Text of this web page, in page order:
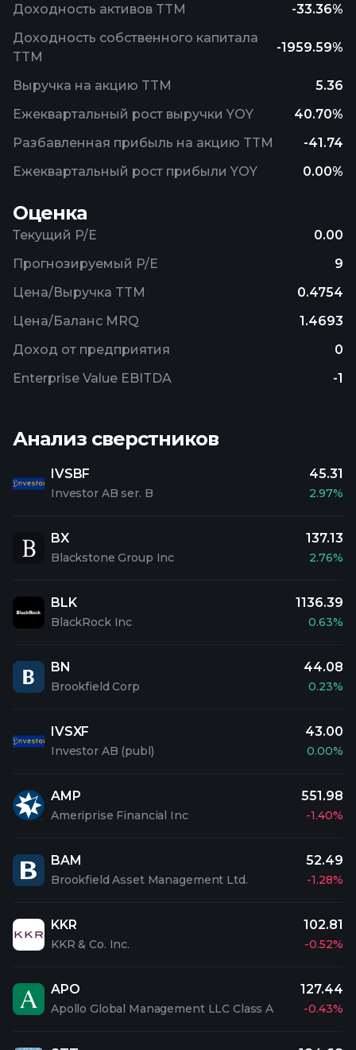
Доходность активов TTM
-33.36%
Доходность собственного капитала
TTM
-1959.59%
Выручка на акцию TTM
5.36
Ежеквартальный рост выручки YOY
40.70%
Разбавленная прибыль на акцию TTM
-41.74
Ежеквартальный рост прибыли YOY
0.00%
Оценка
Текущий P/E
0.00
Прогнозируемый P/E
9
Цена/Выручка TTM
0.4754
Цена/Баланс MRQ
1.4693
Доход от предприятия
0
Enterprise Value EBITDA
-1
Анализ сверстников
IVSBF
Investor AB ser. B
45.31
2.97%
BX
Blackstone Group Inc
137.13
2.76%
BLK
BlackRock Inc
1136.39
0.63%
BN
Brookfield Corp
44.08
0.23%
IVSXF
Investor AB (publ)
43.00
0.00%
AMP
Ameriprise Financial Inc
551.98
-1.40%
BAM
Brookfield Asset Management Ltd.
52.49
-1.28%
KKR
KKR & Co. Inc.
102.81
-0.52%
APO
Apollo Global Management LLC Class A
127.44
-0.43%